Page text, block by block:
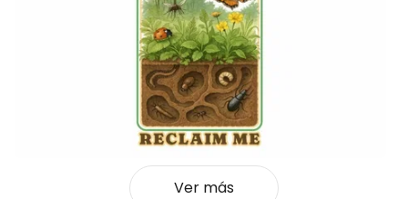
Ver más